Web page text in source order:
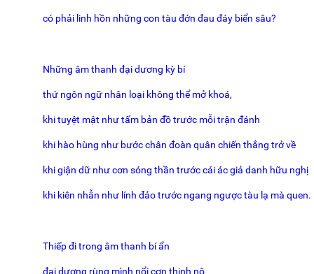
có phải linh hồn những con tàu đớn đau đáy biển sâu?
Những âm thanh đại dương kỳ bí
thứ ngôn ngữ nhân loại không thể mở khoá,
khi tuyệt mật như tấm bản đồ trước mỗi trận đánh
khi hào hùng như bước chân đoàn quân chiến thắng trở về
khi giận dữ như cơn sóng thần trước cái ác giả danh hữu nghị
khi kiên nhẫn như lính đảo trước ngang ngược tàu lạ mà quen.
Thiếp đi trong âm thanh bí ẩn
đại dương rùng mình nổi cơn thịnh nộ